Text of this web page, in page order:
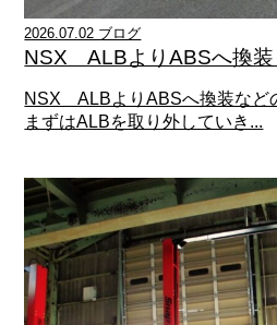
2026.07.02 ブログ
NSX ALBよりABSへ換装
NSX ALBよりABSへ換装など
まずはALBを取り外していき...